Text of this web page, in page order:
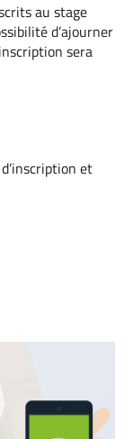
au stage
d’ajourner
sera
et